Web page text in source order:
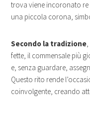
trova viene incoronato
una piccola corona,
Secondo la tradizione
fette, il commensale più
e, senza guardare,
Questo rito rende
coinvolgente, creando